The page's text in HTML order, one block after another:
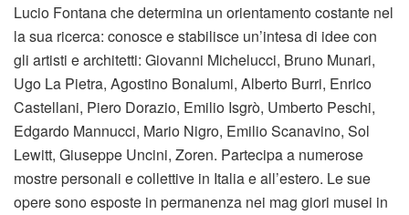
Lucio Fontana che determina un orientamento costante nel
la sua ricerca: conosce e stabilisce un’intesa di idee con
gli artisti e architetti: Giovanni Michelucci, Bruno Munari,
Ugo La Pietra, Agostino Bonalumi, Alberto Burri, Enrico
Castellani, Piero Dorazio, Emilio Isgrò, Umberto Peschi,
Edgardo Mannucci, Mario Nigro, Emilio Scanavino, Sol
Lewitt, Giuseppe Uncini, Zoren. Partecipa a numerose
mostre personali e collettive in Italia e all’estero. Le sue
opere sono esposte in permanenza nei mag giori musei in